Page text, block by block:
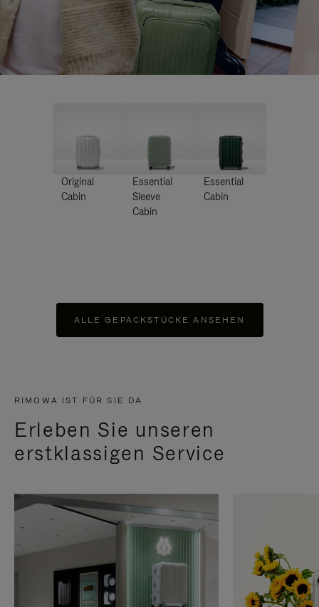
Original
Cabin
Essential
Sleeve
Cabin
Essential
Cabin
ALLE GEPÄCKSTÜCKE ANSEHEN
RIMOWA IST FÜR SIE DA
Erleben Sie unseren
erstklassigen Service